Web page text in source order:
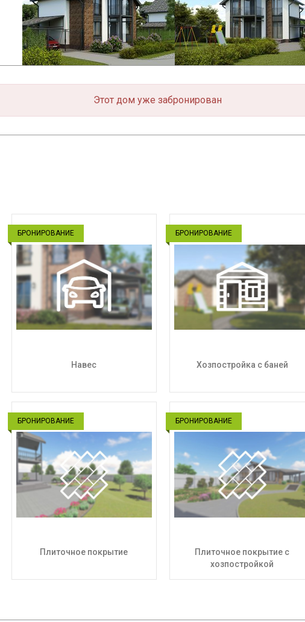
Этот дом уже забронирован
БРОНИРОВАНИЕ
Навес
БРОНИРОВАНИЕ
Хозпостройка с баней
БРОНИРОВАНИЕ
Плиточное покрытие
БРОНИРОВАНИЕ
Плиточное покрытие с
хозпостройкой